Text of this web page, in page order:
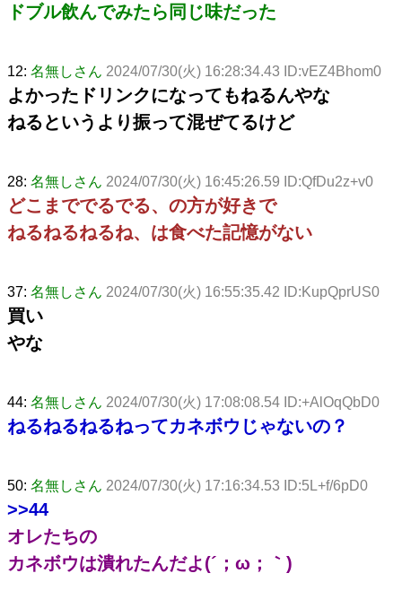
ドブル飲んでみたら同じ味だった
12: 名無しさん 2024/07/30(火) 16:28:34.43 ID:vEZ4Bhom0
よかったドリンクになってもねるんやな
ねるというより振って混ぜてるけど
28: 名無しさん 2024/07/30(火) 16:45:26.59 ID:QfDu2z+v0
どこまででるでる、の方が好きで
ねるねるねるね、は食べた記憶がない
37: 名無しさん 2024/07/30(火) 16:55:35.42 ID:KupQprUS0
買い
やな
44: 名無しさん 2024/07/30(火) 17:08:08.54 ID:+AlOqQbD0
ねるねるねるねってカネボウじゃないの？
50: 名無しさん 2024/07/30(火) 17:16:34.53 ID:5L+f/6pD0
>>44
オレたちの
カネボウは潰れたんだよ(´；ω；｀)